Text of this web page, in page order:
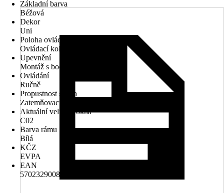
Základní barva
Béžová
Dekor
Uni
Poloha ovládacího mechanismu
Ovládací kolejnice
Upevnění
Montáž s bočním vedením
Ovládání
Ručně
Propustnost světla
Zatemňovací, Neprůhledný
Aktuální velikost okna
C02
Barva rámu
Bílá
KČZ
EVPA
EAN
5702329008853